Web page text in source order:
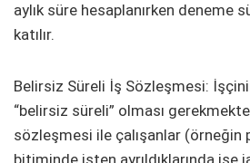
aylık süre hesaplanırken deneme
katılır.
Belirsiz Süreli İş Sözleşmesi:
“belirsiz süreli” olması
sözleşmesi ile çalışanlar (örneğin